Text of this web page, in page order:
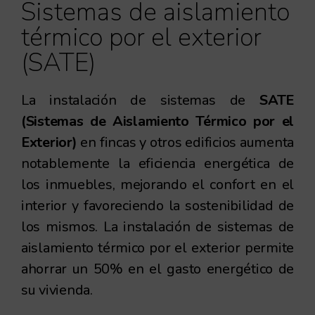
Sistemas de aislamiento
térmico por el exterior
(SATE)
La instalación de sistemas deSATE
(Sistemas de Aislamiento Térmico por el
Exterior) en fincas y otros edificios aumenta
notablemente la eficiencia energética de
los inmuebles, mejorando el confort en el
interior y favoreciendo la sostenibilidad de
los mismos. La instalación de sistemas de
aislamiento térmico por el exterior permite
ahorrar un 50% en el gasto energético de
su vivienda.